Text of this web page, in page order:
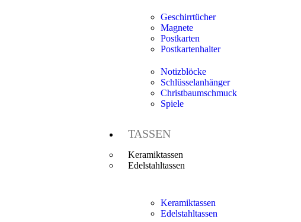
Geschirrtücher
Magnete
Postkarten
Postkartenhalter
Notizblöcke
Schlüsselanhänger
Christbaumschmuck
Spiele
TASSEN
Keramiktassen
Edelstahltassen
Keramiktassen
Edelstahltassen